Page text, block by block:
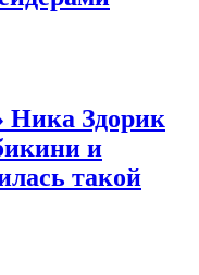
Ника Здорик
и
такой